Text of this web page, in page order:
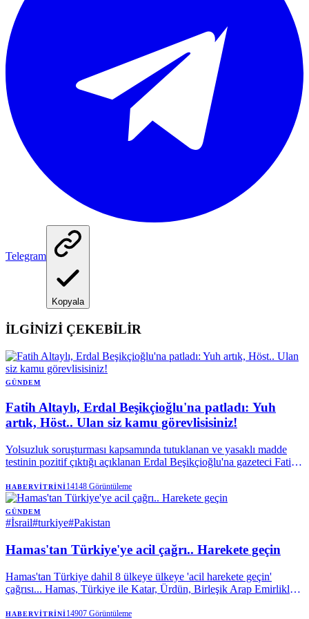
Telegram
Kopyala
İLGİNİZİ ÇEKEBİLİR
GÜNDEM
Fatih Altaylı, Erdal Beşikçioğlu'na patladı: Yuh
artık, Höst.. Ulan siz kamu görevlisisiniz!
Yolsuzluk soruşturması kapsamında tutuklanan ve yasaklı madde
testinin pozitif çıktığı açıklanan Erdal Beşikçioğlu'na gazeteci Fatih
sorumluluğa dikkat çekerek, "Ulan, siz kamu görevlisisiniz. Bu
kadar olur mu?" ifadelerini kullandı.
HABERVITRINI14148 Görüntüleme
GÜNDEM
#İsrail#turkiye#Pakistan
Hamas'tan Türkiye'ye acil çağrı.. Harekete geçin
Hamas'tan Türkiye dahil 8 ülkeye ülkeye 'acil harekete geçin'
çağrısı... Hamas, Türkiye ile Katar, Ürdün, Birleşik Arap Emirlikleri,
tarafından yayımlanan ortak açıklamayı memnuniyetle karşıladığını
HABERVITRINI14907 Görüntüleme